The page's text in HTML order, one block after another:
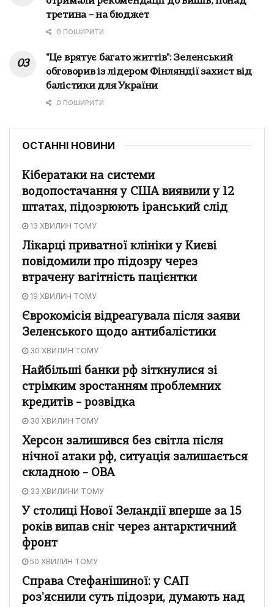
третина – на бюджет
0 ПОШИРИТИ
"Це врятує багато життів": Зеленський
обговорив із лідером Фінляндії захист від
балістики для України
0 ПОШИРИТИ
ОСТАННІ НОВИНИ
Кібератаки на системи
водопостачання у США виявили у 12
штатах, підозрюють іранський слід
13 ХВИЛИН ТОМУ
Лікарці приватної клініки у Києві
повідомили про підозру через
втрачену вагітність пацієнтки
19 ХВИЛИН ТОМУ
Єврокомісія відреагувала після заяви
Зеленського щодо антибалістики
30 ХВИЛИН ТОМУ
Найбільші банки рф зіткнулися зі
стрімким зростанням проблемних
кредитів – розвідка
30 ХВИЛИН ТОМУ
Херсон залишився без світла після
нічної атаки рф, ситуація залишається
складною – ОВА
33 ХВИЛИНИ ТОМУ
У столиці Нової Зеландії вперше за 15
років випав сніг через антарктичний
фронт
50 ХВИЛИН ТОМУ
Справа Стефанішиної: у САП
роз'яснили суть підозри, думають над